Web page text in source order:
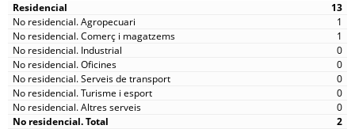
13
1
1
0
0
0
0
0
2